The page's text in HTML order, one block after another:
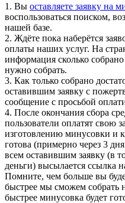
1. Вы оставляете заявку на
воспользоваться поиском,
нашей базе.
2. Ждёте пока наберётся
оплаты наших услуг. На
информация сколько
нужно собрать.
3. Как только собрано
оставившим заявку с
сообщение с просьбой
4. После окончания сбора
пользователи оплатят свою
изготовлению минусовки и
готова (примерно через 3
всем оставившим заявку (в
деньги) высылается ссылка
Помните, чем больше вы
быстрее мы сможем собрать
быстрее минусовка будет